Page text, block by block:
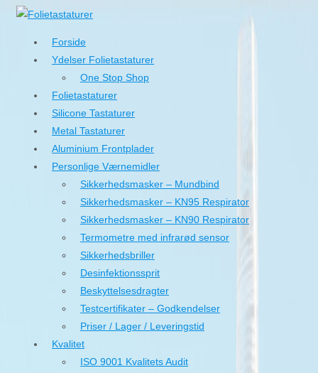
↓
hovedindhold
Forside
Ydelser Folietastaturer
One Stop Shop
Folietastaturer
Silicone Tastaturer
Metal Tastaturer
Aluminium Frontplader
Personlige Værnemidler
Sikkerhedsmasker – Mundbind
Sikkerhedsmasker – KN95 Respirator
Sikkerhedsmasker – KN90 Respirator
Termometre med infrarød sensor
Sikkerhedsbriller
Desinfektionssprit
Beskyttelsesdragter
Testcertifikater – Godkendelser
Priser / Lager / Leveringstid
Kvalitet
ISO 9001 Kvalitets Audit